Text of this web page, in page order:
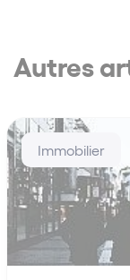
Autres
Immobilier